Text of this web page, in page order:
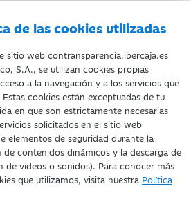
de las cookies utilizadas
sitio web contransparencia.ibercaja.es
S.A., se utilizan cookies propias
a la navegación y a los servicios que
cookies están exceptuadas de tu
en que son estrictamente necesarias
solicitados en el sitio web
elementos de seguridad durante la
contenidos dinámicos y la descarga de
de videos o sonidos). Para conocer más
que utilizamos, visita nuestra Política
AVISO LEGAL
- NIF. A-99319030 R.M. de
52186, Inscripc.1º)
el Registro Especial del Banco de
Paraíso, 2. 50008-Zaragoza.